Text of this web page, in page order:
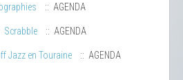
:: AGENDA
Scrabble :: AGENDA
Jazz en Touraine :: AGENDA